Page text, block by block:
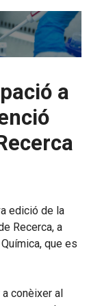
a
edició de la
Recerca, a
que es
conèixer al